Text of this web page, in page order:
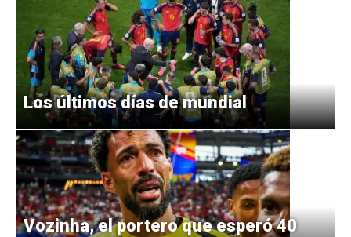
Los últimos días de mundial
Vozinha, el portero que esperó 40